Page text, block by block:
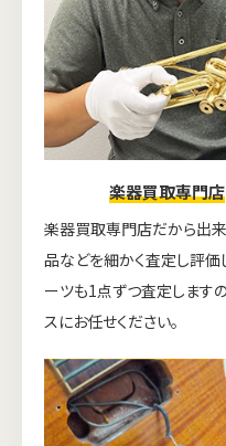
楽器買取専門店
楽器買取専門店だから出
品などを細かく査定し評価
ーツも1点ずつ査定します
スにお任せください。